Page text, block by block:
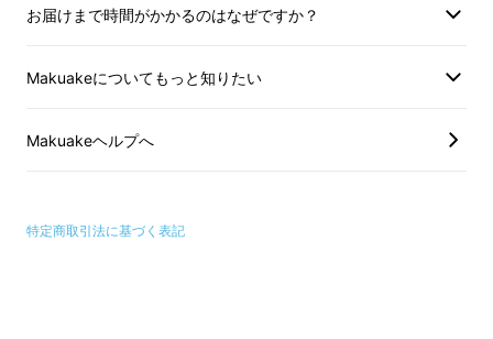
でも持ち運べる。
そんな「いつもテント」を紹介します。
お届けまで時間がかかるのはなぜですか？
Makuakeについてもっと知りたい
Makuakeヘルプへ
特定商取引法に基づく表記